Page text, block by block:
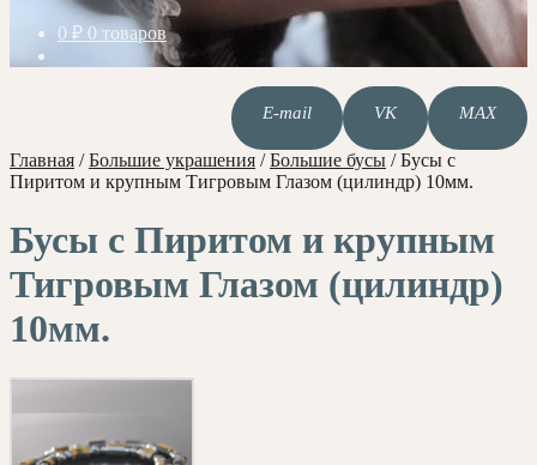
0 ₽ 0 товаров
E-mail VK MAX
Главная /Большие украшения /Большие бусы /Бусы с
Пиритом и крупным Тигровым Глазом (цилиндр) 10мм.
Бусы с Пиритом и крупным
Тигровым Глазом (цилиндр)
10мм.